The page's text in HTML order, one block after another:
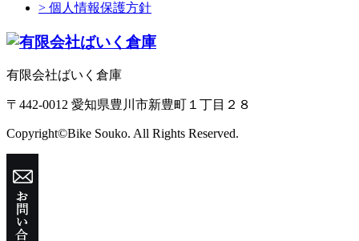
> 個人情報保護方針
有限会社ばいく倉庫
〒442-0012 愛知県豊川市新豊町１丁目２８
Copyright©Bike Souko. All Rights Reserved.